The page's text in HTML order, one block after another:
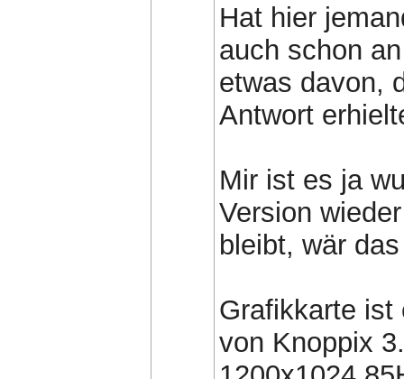
Hat hier
auch schon
etwas davon,
Antwort
Mir ist es ja
Version
bleibt, wär
Grafikkarte ist
von Knoppix